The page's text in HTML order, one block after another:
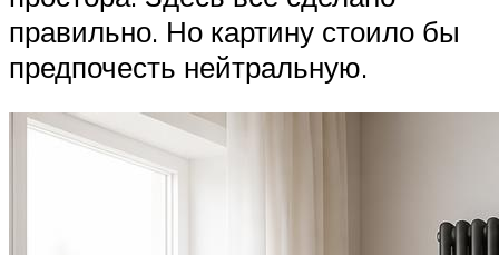
правильно. Но картину стоило бы
предпочесть нейтральную.